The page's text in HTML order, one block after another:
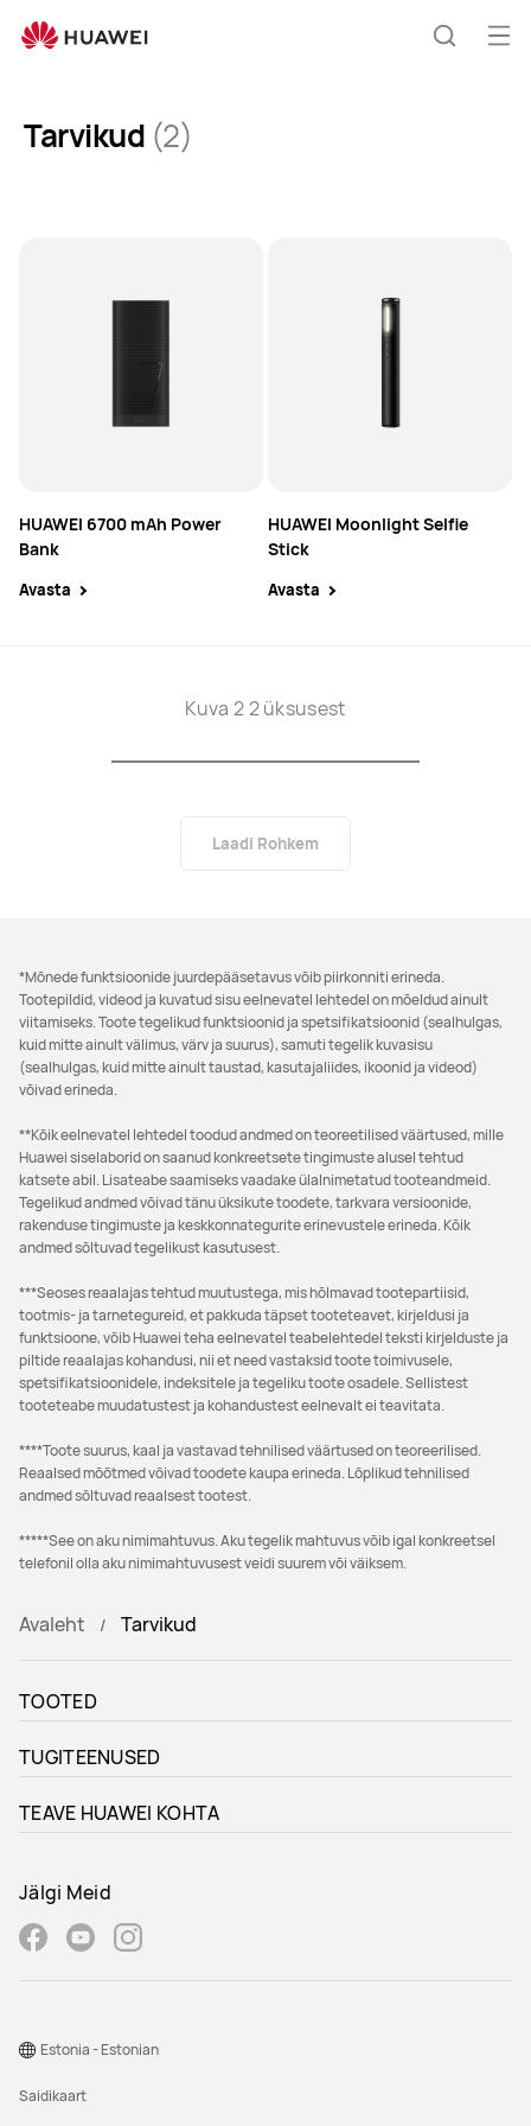
Ava
Tarvikud (2)
HUAWEI 6700 mAh Power
Bank
Avasta
HUAWEI Moonlight Selfie
Stick
Avasta
Kuva 2 2 üksusest
Laadi Rohkem
*Mõnede funktsioonide juurdepääsetavus võib piirkonniti erineda.
Tootepildid, videod ja kuvatud sisu eelnevatel lehtedel on mõeldud ainult
viitamiseks. Toote tegelikud funktsioonid ja spetsifikatsioonid (sealhulgas,
kuid mitte ainult välimus, värv ja suurus), samuti tegelik kuvasisu
(sealhulgas, kuid mitte ainult taustad, kasutajaliides, ikoonid ja videod)
võivad erineda.
**Kõik eelnevatel lehtedel toodud andmed on teoreetilised väärtused, mille
Huawei siselaborid on saanud konkreetsete tingimuste alusel tehtud
katsete abil. Lisateabe saamiseks vaadake ülalnimetatud tooteandmeid.
Tegelikud andmed võivad tänu üksikute toodete, tarkvara versioonide,
rakenduse tingimuste ja keskkonnategurite erinevustele erineda. Kõik
andmed sõltuvad tegelikust kasutusest.
***Seoses reaalajas tehtud muutustega, mis hõlmavad tootepartiisid,
tootmis- ja tarnetegureid, et pakkuda täpset tooteteavet, kirjeldusi ja
funktsioone, võib Huawei teha eelnevatel teabelehtedel teksti kirjelduste ja
piltide reaalajas kohandusi, nii et need vastaksid toote toimivusele,
spetsifikatsioonidele, indeksitele ja tegeliku toote osadele. Sellistest
tooteteabe muudatustest ja kohandustest eelnevalt ei teavitata.
****Toote suurus, kaal ja vastavad tehnilised väärtused on teoreerilised.
Reaalsed mõõtmed võivad toodete kaupa erineda. Lõplikud tehnilised
andmed sõltuvad reaalsest tootest.
*****See on aku nimimahtuvus. Aku tegelik mahtuvus võib igal konkreetsel
telefonil olla aku nimimahtuvusest veidi suurem või väiksem.
Avaleht Tarvikud
TOOTED
TUGITEENUSED
TEAVE HUAWEI KOHTA
Jälgi Meid
Saidikaart
Estonia - Estonian